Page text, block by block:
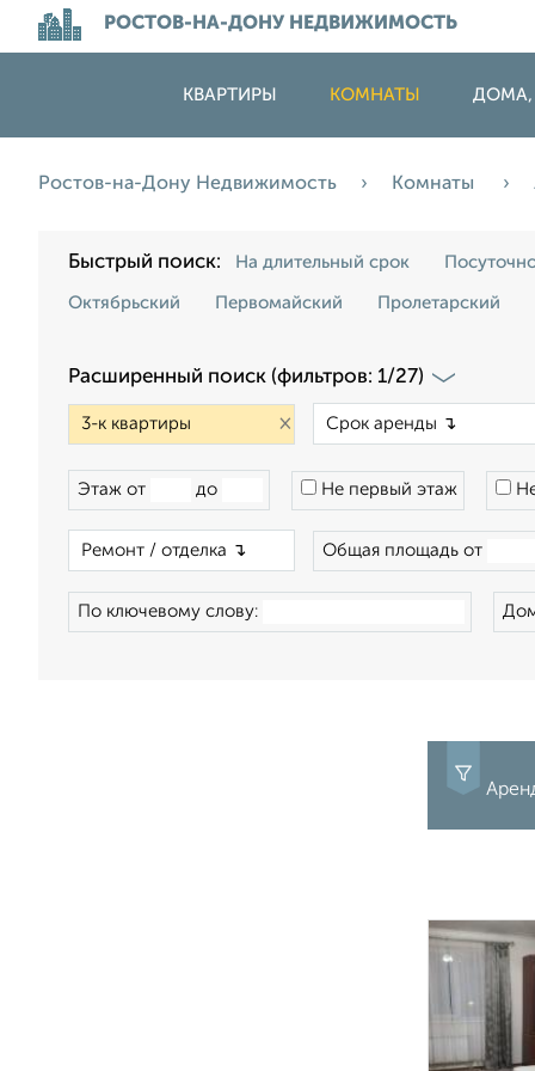
РОСТОВ-НА-ДОНУ НЕДВИЖИМОСТЬ
КВАРТИРЫ КОМНАТЫ ДОМА,
Ростов-на-Дону Недвижимость Комнаты
Быстрый поиск: На длительный срок
Октябрьский Первомайский Пролетарский
Расширенный поиск (фильтров: 1/27)
×
Этаж от до Не первый этаж
Общая площадь от
По ключевому слову: